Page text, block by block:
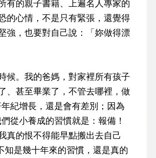
有的親子書籍、上遍名人專家的
的心情，不是只有緊張，還覺得
強，也要對自己說：
「妳做得漂
。我的爸媽，對家裡所有孩子
、甚至畢業了，不管去哪裡，做
紀增長，還是會有差別；因為
從小養成的習慣就是：報備！
真的恨不得能早點搬出去自己
是幾十年來的習慣，還是真的